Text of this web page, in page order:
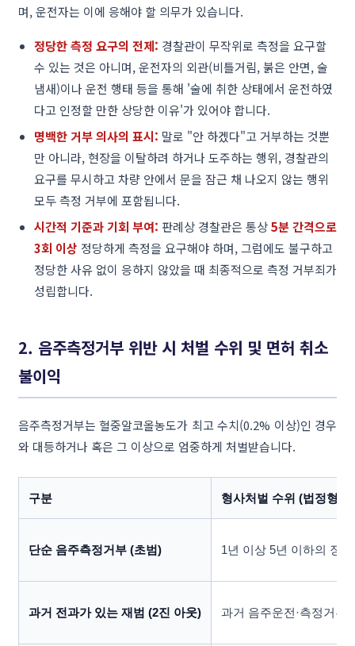
며, 운전자는 이에 응해야 할 의무가 있습니다.
정당한 측정 요구의 전제: 경찰관이 무작위로 측정을 요구할
수 있는 것은 아니며, 운전자의 외관(비틀거림, 붉은 안면, 술
냄새)이나 운전 행태 등을 통해 '술에 취한 상태에서 운전하였
다고 인정할 만한 상당한 이유'가 있어야 합니다.
명백한 거부 의사의 표시: 말로 "안 하겠다"고 거부하는 것뿐
만 아니라, 현장을 이탈하려 하거나 도주하는 행위, 경찰관의
요구를 무시하고 차량 안에서 문을 잠근 채 나오지 않는 행위
모두 측정 거부에 포함됩니다.
시간적 기준과 기회 부여: 판례상 경찰관은 통상5분 간격으로
3회 이상 정당하게 측정을 요구해야 하며, 그럼에도 불구하고
정당한 사유 없이 응하지 않았을 때 최종적으로 측정 거부죄가
성립합니다.
2. 음주측정거부 위반 시 처벌 수위 및 면허 취소
불이익
음주측정거부는 혈중알코올농도가 최고 수치(0.2% 이상)인 경우
와 대등하거나 혹은 그 이상으로 엄중하게 처벌받습니다.
구분 형사처벌 수위 (법정형)
단순 음주측정거부 (초범) 1년 이상 5년 이하의 징
과거 전과가 있는 재범 (2진 아웃) 과거 음주운전·측정거부